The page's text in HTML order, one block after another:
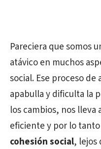
Pareciera que somos
atávico en muchos
social. Ese proceso
apabulla y dificulta la
los cambios, nos lleva
eficiente y por lo tanto
cohesión social, lejos